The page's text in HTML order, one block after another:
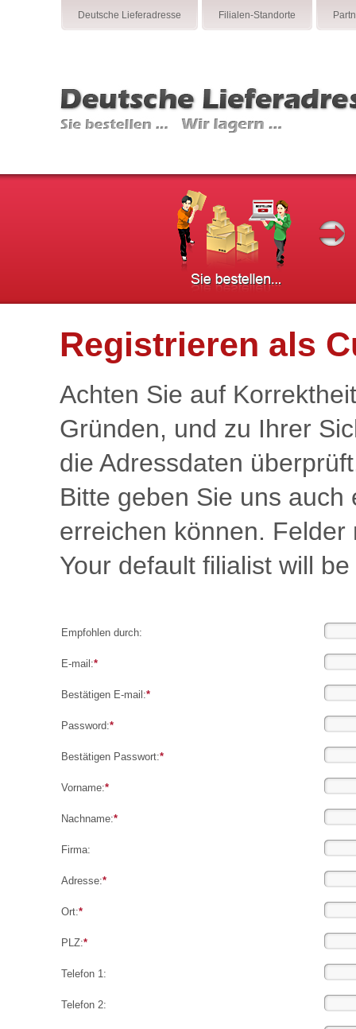
Deutsche Lieferadresse Filialen-Standorte
Registrieren als
Achten Sie auf
Gründen, und zu Ihrer
die Adressdaten
Bitte geben Sie uns
erreichen können. Felder
Your default filialist will be
Empfohlen durch:
E-mail:*
Bestätigen E-mail:*
Password:*
Bestätigen Passwort:*
Vorname:*
Nachname:*
Firma:
Adresse:*
Ort:*
PLZ:*
Telefon 1:
Telefon 2: